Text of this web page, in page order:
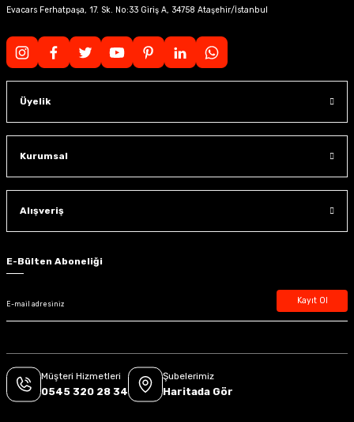
Evacars Ferhatpaşa, 17. Sk. No:33 Giriş A, 34758 Ataşehir/İstanbul
Üyelik
Kurumsal
Alışveriş
E-Bülten Aboneliği
Kayıt Ol
Müşteri Hizmetleri
0545 320 28 34
Şubelerimiz
Haritada Gör